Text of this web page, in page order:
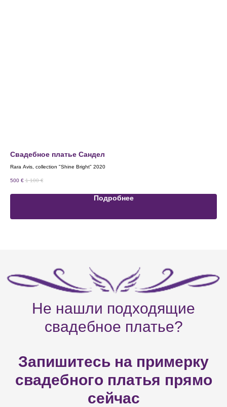
Свадебное платье Сандел
Rara Avis, collection "Shine Bright" 2020
500 € 1 100 €
Подробнее
Не нашли подходящие
свадебное платье?
Запишитесь на примерку
свадебного платья прямо
сейчас